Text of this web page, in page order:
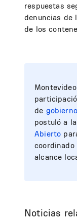
respuestas
denuncias de
de los
de
postuló a
Abierto
alcance
Noticias